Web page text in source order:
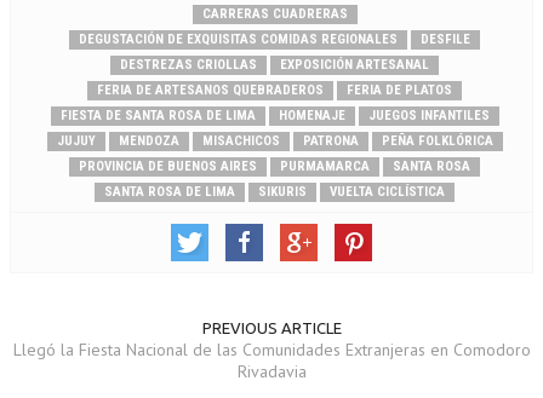
CARRERAS CUADRERAS
DEGUSTACIÓN DE EXQUISITAS COMIDAS REGIONALES
DESFILE
DESTREZAS CRIOLLAS
EXPOSICIÓN ARTESANAL
FERIA DE ARTESANOS QUEBRADEROS
FERIA DE PLATOS
FIESTA DE SANTA ROSA DE LIMA
HOMENAJE
JUEGOS INFANTILES
JUJUY
MENDOZA MISACHICOS PATRONA
PEÑA FOLKLÓRICA
PROVINCIA DE BUENOS AIRES
PURMAMARCA
SANTA ROSA
SANTA ROSA DE LIMA
SIKURIS VUELTA CICLÍSTICA
PREVIOUS ARTICLE
Llegó la Fiesta Nacional de las Comunidades Extranjeras en Comodoro
Rivadavia